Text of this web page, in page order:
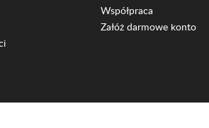
Współpraca
Załóż darmowe konto